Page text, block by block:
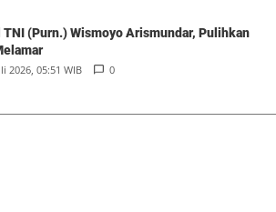
(Purn.) Wismoyo Arismundar, Pulihkan
2026, 05:51 WIB 0